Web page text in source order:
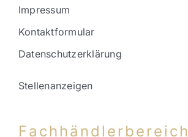
Impressum
Kontaktformular
Datenschutzerklärung
Stellenanzeigen
Fachhändlerbereich